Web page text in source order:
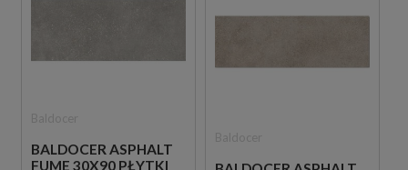
BALDOCER ASPHALT
FUME 30X90 PŁYTKI